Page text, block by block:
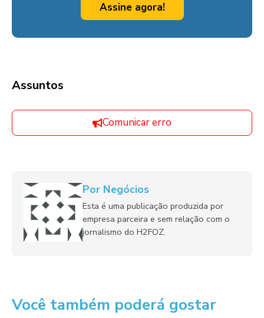
Assine agora!
Assuntos
Comunicar erro
Por Negócios
Esta é uma publicação produzida por
empresa parceira e sem relação com o
jornalismo do H2FOZ.
Você também poderá gostar